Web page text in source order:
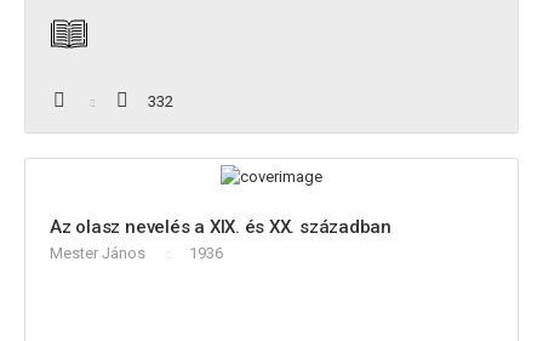
332
Az olasz nevelés a XIX. és XX. században
Mester János 1936